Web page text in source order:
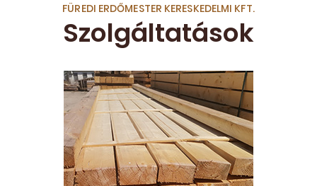
FÜREDI ERDŐMESTER KERESKEDELMI KFT.
Szolgáltatások